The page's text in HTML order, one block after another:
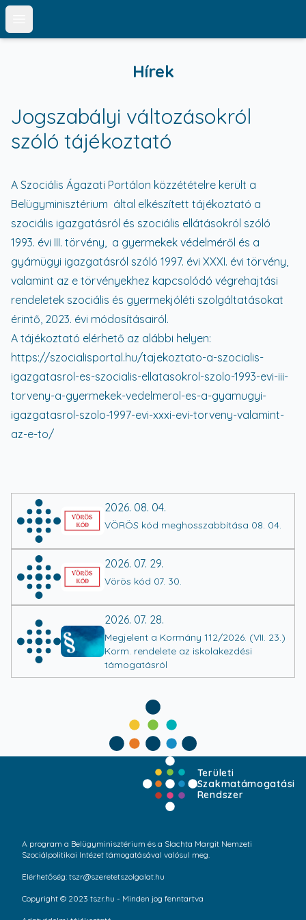
Open main menu
Hírek
2026. 08. 04.
VÖRÖS kód meghosszabbítása 08. 04.
2026. 07. 29.
Vörös kód 07. 30.
2026. 07. 28.
Megjelent a Kormány 112/2026. (VII. 23.)
Korm. rendelete az iskolakezdési
támogatásról
Jogszabályi változásokról
szóló tájékoztató
A Szociális Ágazati Portálon közzétételre került a
Belügyminisztérium által elkészített tájékoztató a
szociális igazgatásról és szociális ellátásokról szóló
1993. évi III. törvény, a gyermekek védelméről és a
gyámügyi igazgatásról szóló 1997. évi XXXI. évi törvény,
valamint az e törvényekhez kapcsolódó végrehajtási
rendeletek szociális és gyermekjóléti szolgáltatásokat
érintő, 2023. évi módosításairól.
A tájékoztató elérhető az alábbi helyen:
https://szocialisportal.hu/tajekoztato-a-szocialis-
igazgatasrol-es-szocialis-ellatasokrol-szolo-1993-evi-iii-
torveny-a-gyermekek-vedelmerol-es-a-gyamugyi-
igazgatasrol-szolo-1997-evi-xxxi-evi-torveny-valamint-
az-e-to/
Területi
Szakmatámogatási
Rendszer
A program a Belügyminisztérium és a Slachta Margit Nemzeti
Szociálpolitikai Intézet támogatásával valósul meg.
Elérhetőség: tszr@szeretetszolgalat.hu
Copyright © 2023 tszr.hu - Minden jog fenntartva